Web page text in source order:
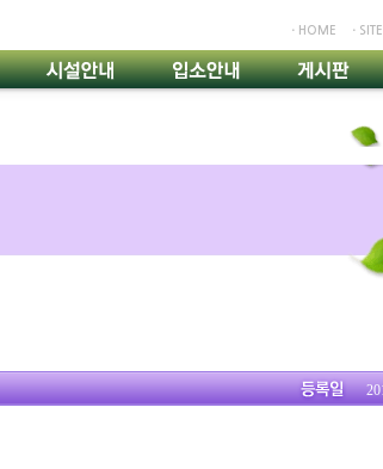
ㆍHOME ㆍ